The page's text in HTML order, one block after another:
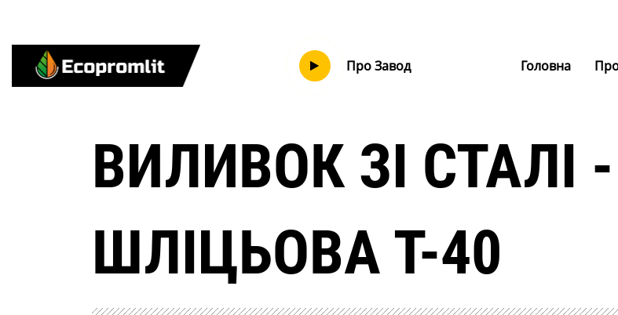
Про Завод Головна
ВИЛИВОК ЗІ СТАЛІ
ШЛІЦЬОВА Т-40